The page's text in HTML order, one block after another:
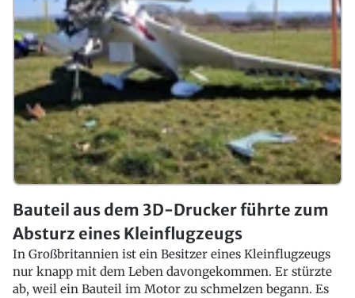
Bauteil aus dem 3D-Drucker führte zum
Absturz eines Kleinflugzeugs
In Großbritannien ist ein Besitzer eines Kleinflugzeugs
nur knapp mit dem Leben davongekommen. Er stürzte
ab, weil ein Bauteil im Motor zu schmelzen begann. Es